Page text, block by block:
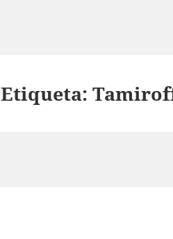
Etiqueta: